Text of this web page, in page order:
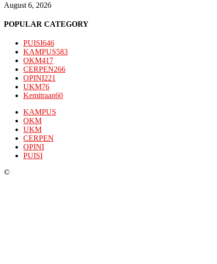
August 6, 2026
POPULAR CATEGORY
PUISI646
KAMPUS583
OKM417
CERPEN266
OPINI221
UKM76
Kemitraan60
KAMPUS
OKM
UKM
CERPEN
OPINI
PUISI
©